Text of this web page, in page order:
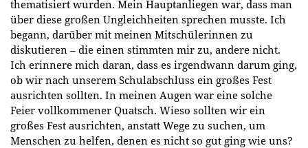
thematisiert wurden. Mein Hauptanliegen war, dass man
über diese großen Ungleichheiten sprechen musste. Ich
begann, darüber mit meinen Mitschülerinnen zu
diskutieren – die einen stimmten mir zu, andere nicht.
Ich erinnere mich daran, dass es irgendwann darum ging,
ob wir nach unserem Schulabschluss ein großes Fest
ausrichten sollten. In meinen Augen war eine solche
Feier vollkommener Quatsch. Wieso sollten wir ein
großes Fest ausrichten, anstatt Wege zu suchen, um
Menschen zu helfen, denen es nicht so gut ging wie uns?